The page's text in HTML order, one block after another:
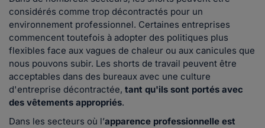
considérés comme trop décontractés pour un
environnement professionnel. Certaines entreprises
commencent toutefois à adopter des politiques plus
flexibles face aux vagues de chaleur ou aux canicules que
nous pouvons subir. Les shorts de travail peuvent être
acceptables dans des bureaux avec une culture
d'entreprise décontractée, tant qu'ils sont portés avec
des vêtements appropriés.
Dans les secteurs où l’apparence professionnelle est